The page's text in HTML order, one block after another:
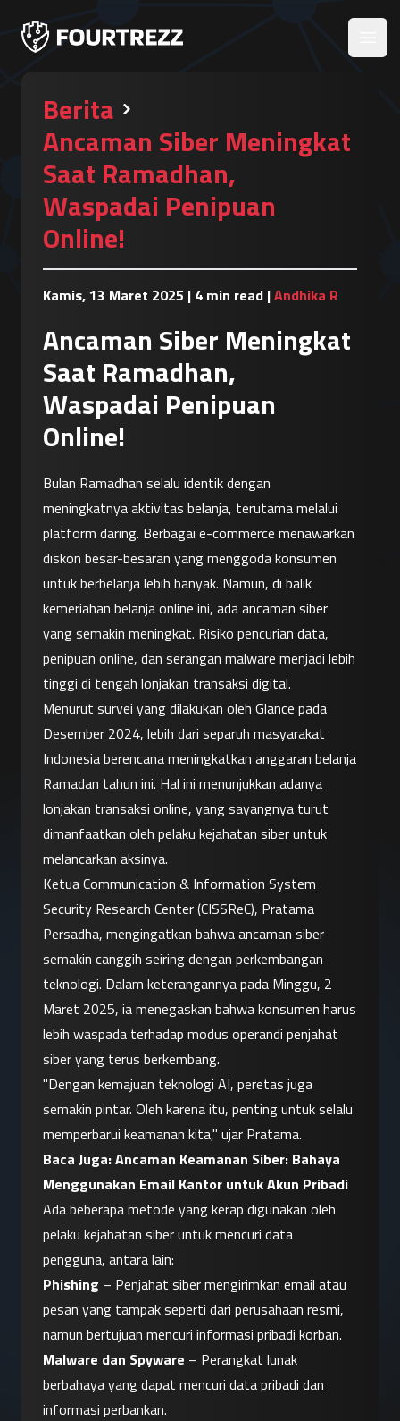
Berita
Ancaman Siber Meningkat
Saat Ramadhan,
Waspadai Penipuan
Online!
Kamis, 13 Maret 2025 | 4 min read |Andhika R
Ancaman Siber Meningkat
Saat Ramadhan,
Waspadai Penipuan
Online!
Bulan Ramadhan selalu identik dengan
meningkatnya aktivitas belanja, terutama melalui
platform daring. Berbagai e-commerce menawarkan
diskon besar-besaran yang menggoda konsumen
untuk berbelanja lebih banyak. Namun, di balik
kemeriahan belanja online ini, ada ancaman siber
yang semakin meningkat. Risiko pencurian data,
penipuan online, dan serangan malware menjadi lebih
tinggi di tengah lonjakan transaksi digital.
Menurut survei yang dilakukan oleh Glance pada
Desember 2024, lebih dari separuh masyarakat
Indonesia berencana meningkatkan anggaran belanja
Ramadan tahun ini. Hal ini menunjukkan adanya
lonjakan transaksi online, yang sayangnya turut
dimanfaatkan oleh pelaku kejahatan siber untuk
melancarkan aksinya.
Ketua Communication & Information System
Security Research Center (CISSReC), Pratama
Persadha, mengingatkan bahwa ancaman siber
semakin canggih seiring dengan perkembangan
teknologi. Dalam keterangannya pada Minggu, 2
Maret 2025, ia menegaskan bahwa konsumen harus
lebih waspada terhadap modus operandi penjahat
siber yang terus berkembang.
"Dengan kemajuan teknologi AI, peretas juga
semakin pintar. Oleh karena itu, penting untuk selalu
memperbarui keamanan kita," ujar Pratama.
Baca Juga: Ancaman Keamanan Siber: Bahaya
Menggunakan Email Kantor untuk Akun Pribadi
Ada beberapa metode yang kerap digunakan oleh
pelaku kejahatan siber untuk mencuri data
pengguna, antara lain:
Phishing – Penjahat siber mengirimkan email atau
pesan yang tampak seperti dari perusahaan resmi,
namun bertujuan mencuri informasi pribadi korban.
Malware dan Spyware – Perangkat lunak
berbahaya yang dapat mencuri data pribadi dan
informasi perbankan.